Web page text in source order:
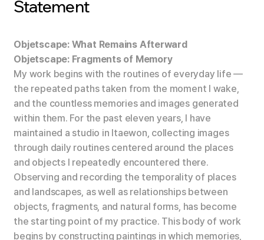
Statement
Objetscape: What Remains Afterward
Objetscape: Fragments of Memory
My work begins with the routines of everyday life —
the repeated paths taken from the moment I wake,
and the countless memories and images generated
within them. For the past eleven years, I have
maintained a studio in Itaewon, collecting images
through daily routines centered around the places
and objects I repeatedly encountered there.
Observing and recording the temporality of places
and landscapes, as well as relationships between
objects, fragments, and natural forms, has become
the starting point of my practice. This body of work
begins by constructing paintings in which memories,